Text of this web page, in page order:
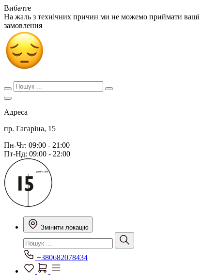
Вибачте
На жаль з технічних причин ми не можемо приймати ваші
замовлення
Адреса
пр. Гагаріна, 15
Пн-Чт: 09:00 - 21:00
Пт-Нд: 09:00 - 22:00
Змінити локацію
+380682078434